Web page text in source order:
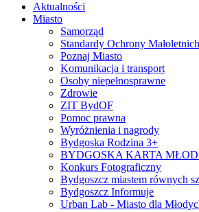
Aktualności
Miasto
Samorząd
Standardy Ochrony Małoletnich
Poznaj Miasto
Komunikacja i transport
Osoby niepełnosprawne
Zdrowie
ZIT BydOF
Pomoc prawna
Wyróżnienia i nagrody
Bydgoska Rodzina 3+
BYDGOSKA KARTA
Konkurs Fotograficzny
Bydgoszcz miastem równych
Bydgoszcz Informuje
Urban Lab - Miasto dla